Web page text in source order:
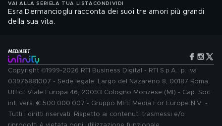
VAI ALLA SERIE LA TUA LISTA CONDIVIDI
Esra Dermancioglu racconta dei suoi tre amori più grandi
della sua vita.
Copyright ©1999-2026 RTI Business Digital - RTI S.p.A.: p. iva
03976881007 - Sede legale: Largo del Nazareno 8, 00187 Roma.
Uffici: Viale Europa 46, 20093 Cologno Monzese (MI) - Cap. Soc.
int. vers. € 500.000.007 - Gruppo MFE Media For Europe N.V. -
Tutti i diritti riservati. Rispetto ai contenuti trasmessi e/o